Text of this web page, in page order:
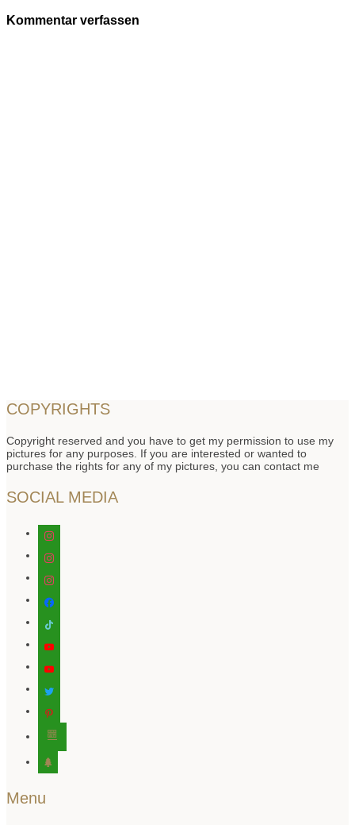
Kommentar verfassen
COPYRIGHTS
Copyright reserved and you have to get my permission to use my
pictures for any purposes. If you are interested or wanted to
purchase the rights for any of my pictures, you can contact me
SOCIAL MEDIA
instagram
instagram
instagram
facebook
tiktok
pinterest
editor-
kitchensink
tree
Menu